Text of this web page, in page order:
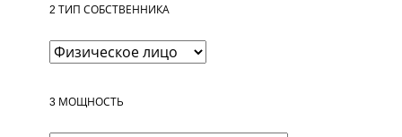
2 ТИП СОБСТВЕННИКА
3 МОЩНОСТЬ